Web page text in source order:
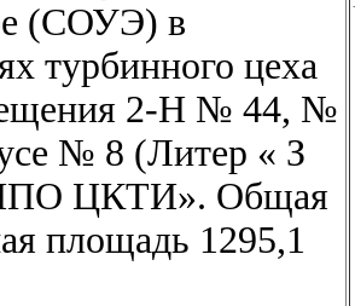
(СОУЭ) в
турбинного цеха
2-Н № 44, №
№ 8 (Литер « З
ЦКТИ». Общая
площадь 1295,1